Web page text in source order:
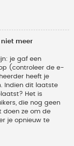
meer
je gaf een
(controleer de e-
heeft je
Indien dit laatste
Het is
die nog geen
doen ze om de
je opnieuw te